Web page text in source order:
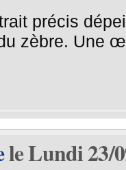
précis
zèbre. Une
le Lundi 23/